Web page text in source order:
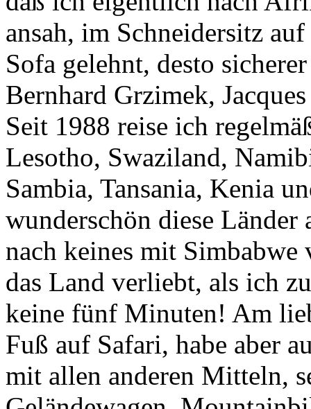
ansah, im Schneidersitz
Sofa gelehnt, desto
Bernhard Grzimek,
Seit 1988 reise ich
Lesotho, Swaziland,
Sambia, Tansania, Kenia
wunderschön diese
nach keines mit
das Land verliebt, als ich
keine fünf Minuten! Am
Fuß auf Safari, habe aber
mit allen anderen Mitteln,